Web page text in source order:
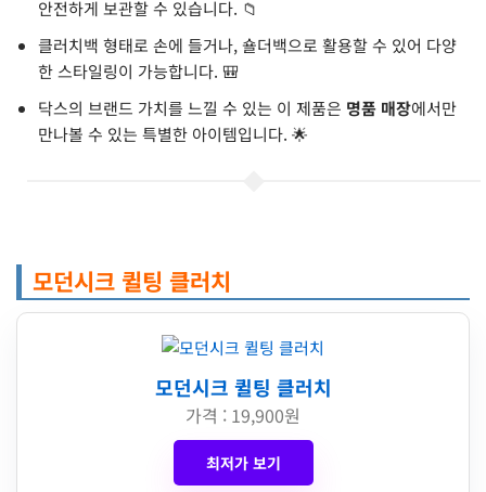
안전하게 보관할 수 있습니다. 📁
클러치백 형태로 손에 들거나, 숄더백으로 활용할 수 있어 다양
한 스타일링이 가능합니다. 🎒
닥스의 브랜드 가치를 느낄 수 있는 이 제품은 명품 매장에서만
만나볼 수 있는 특별한 아이템입니다. 🌟
모던시크 퀼팅 클러치
모던시크 퀼팅 클러치
가격 : 19,900원
최저가 보기